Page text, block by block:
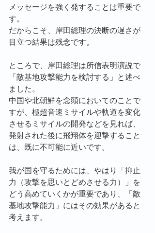
メッセージを強く発することは重要で
す。
だからこそ、岸田総理の決断の遅さが
目立つ結果は残念です。
ところで、岸田総理は所信表明演説で
「敵基地攻撃能力を検討する」と述べ
ました。
中国や北朝鮮を念頭においてのことで
すが、極超音速ミサイルや軌道を変化
させるミサイルの開発などを見れば、
発射された後に飛翔体を迎撃すること
は、既に不可能に近いです。
我が国を守るためには、やはり「抑止
力（攻撃を思いとどめさせる力）」を
どう高めていくかが重要であり、「敵
基地攻撃能力」にはその効果があると
考えます。